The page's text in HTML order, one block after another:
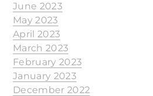
June 2023
May 2023
April 2023
March 2023
February 2023
January 2023
December 2022